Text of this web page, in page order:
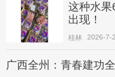
这种水果
出现！
桂林 2026-7-
广西全州：青春建功